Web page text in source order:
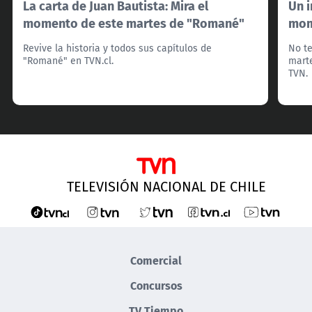
La carta de Juan Bautista: Mira el
momento de este martes de "Romané"
Revive la historia y todos sus capítulos de
"Romané" en TVN.cl.
Un
No
TVN.
TELEVISIÓN NACIONAL DE CHILE
Comercial
Concursos